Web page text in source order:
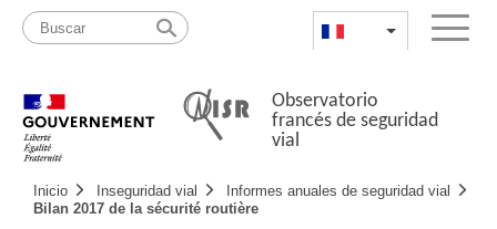
Pasar
contenido
Mapa
web
List additional
Menu
Observatorio
francés de seguridad
vial
Navigation
principale
Inicio Inseguridad vial
Informes anuales de seguridad vial
Bilan 2017 de la sécurité routière